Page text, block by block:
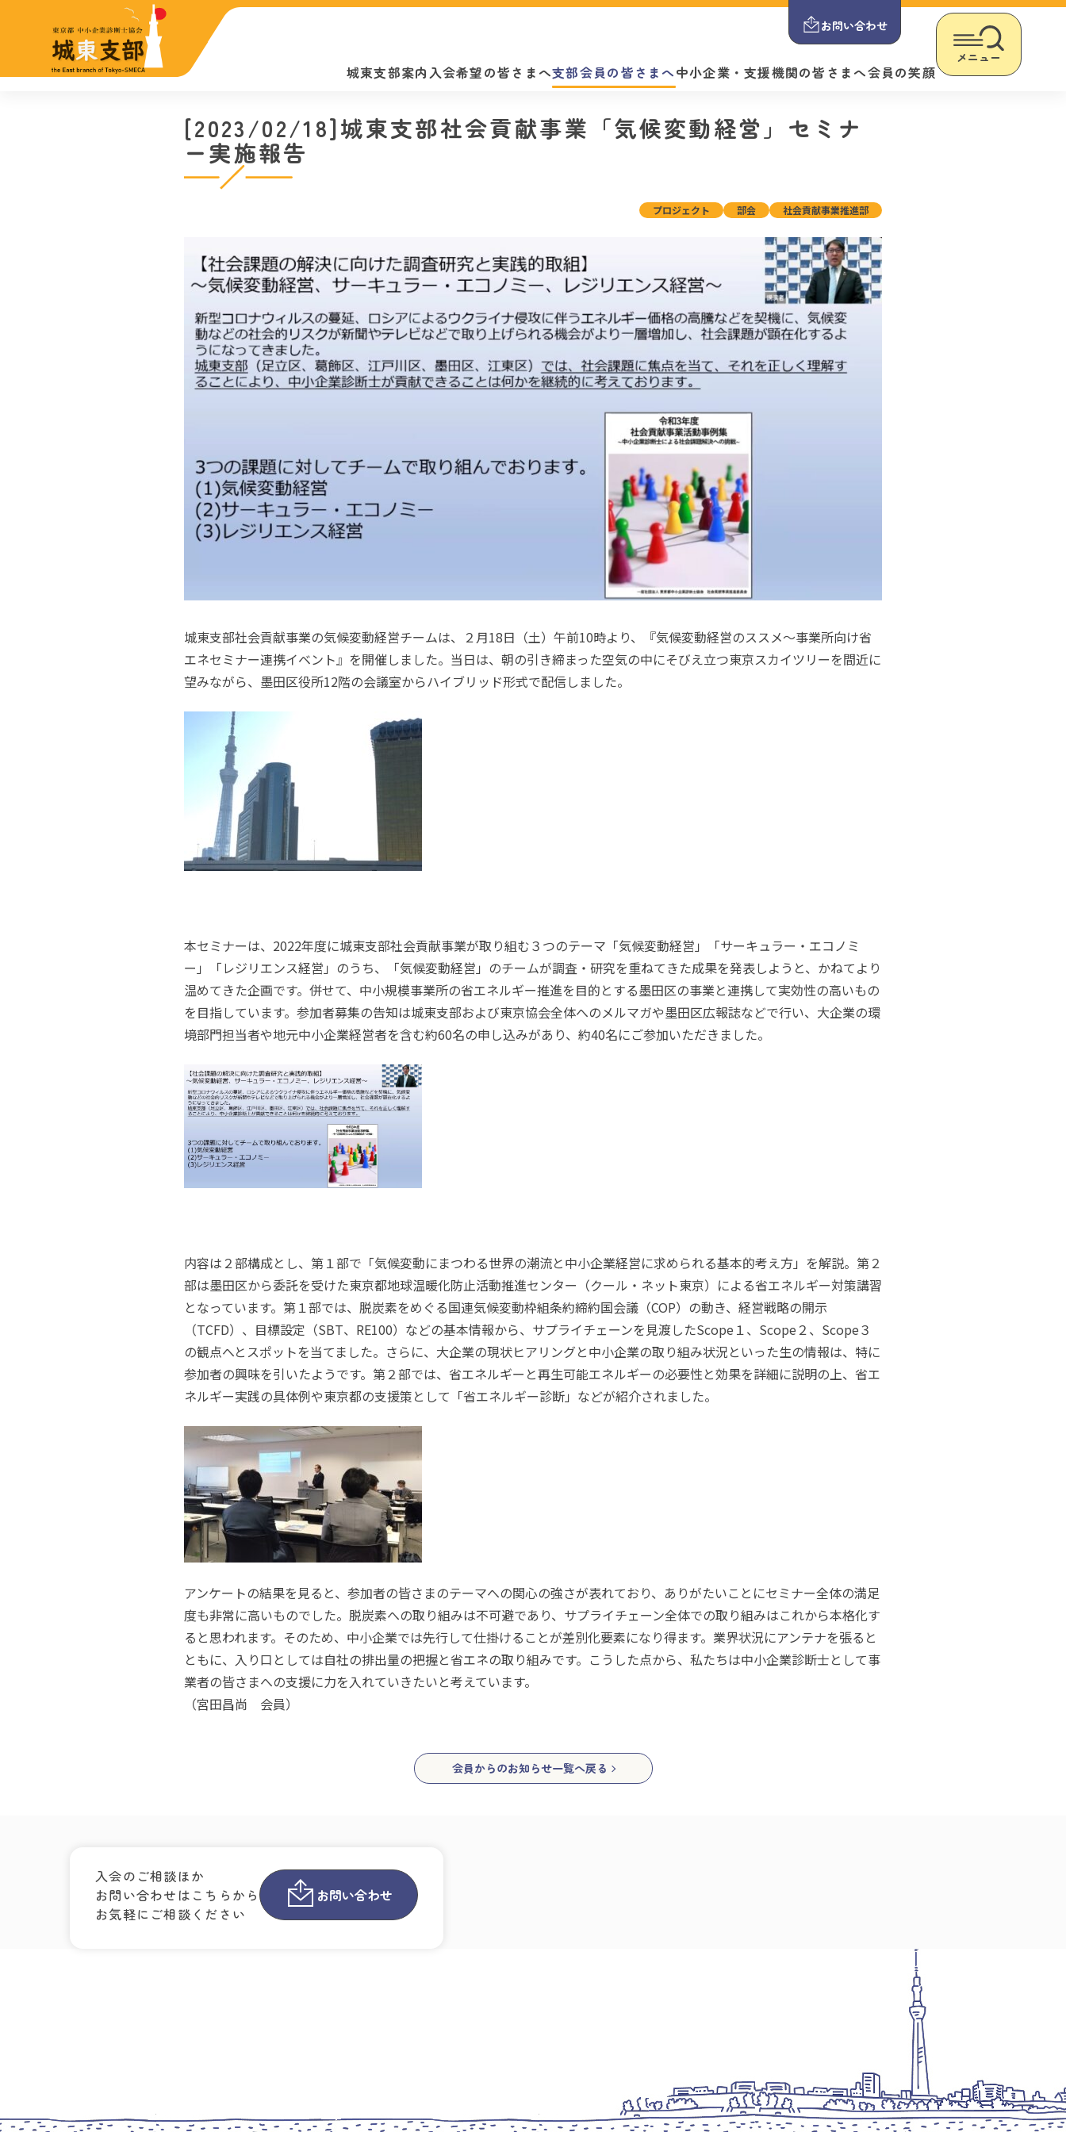
お問い合わせ
メニュー
城東支部案内 支部会員の皆さまへ
入会希望の皆さまへ 中小企業・支援機関の皆さまへ会員の笑顔
[2023/02/18]城東支部社会貢献事業「気候変動経営」セミナ
ー実施報告
プロジェクト 部会 社会貢献事業推進部
城東支部社会貢献事業の気候変動経営チームは、２月18日（土）午前10時より、『気候変動経営のススメ～事業所向け省
エネセミナー連携イベント』を開催しました。当日は、朝の引き締まった空気の中にそびえ立つ東京スカイツリーを間近に
望みながら、墨田区役所12階の会議室からハイブリッド形式で配信しました。
本セミナーは、 2022年度に城東支部社会貢献事業が取り組む３つのテーマ「気候変動経営」「サーキュラー・エコノミ
ー」「レジリエンス経営」のうち、「気候変動経営」のチームが調査・研究を重ねてきた成果を発表しようと、かねてより
温めてきた企画です。併せて、中小規模事業所の省エネルギー推進を目的とする墨田区の事業と連携して実効性の高いもの
を目指しています。参加者募集の告知は城東支部および東京協会全体へのメルマガや墨田区広報誌などで行い、大企業の環
境部門担当者や地元中小企業経営者を含む約60名の申し込みがあり、約40名にご参加いただきました。
内容は２部構成とし、第１部で「気候変動にまつわる世界の潮流と中小企業経営に求められる基本的考え方」を解説。第２
部は墨田区から委託を受けた東京都地球温暖化防止活動推進センター（クール・ネット東京）による省エネルギー対策講習
となっています。第１部では、脱炭素をめぐる国連気候変動枠組条約締約国会議（COP）の動き、経営戦略の開示
（TCFD）、目標設定（SBT、 RE100）などの基本情報から、サプライチェーンを見渡したScope１、 Scope２、 Scope３
の観点へとスポットを当てました。さらに、大企業の現状ヒアリングと中小企業の取り組み状況といった生の情報は、特に
参加者の興味を引いたようです。第２部では、省エネルギーと再生可能エネルギーの必要性と効果を詳細に説明の上、省エ
ネルギー実践の具体例や東京都の支援策として「省エネルギー診断」などが紹介されました。
アンケートの結果を見ると、参加者の皆さまのテーマへの関心の強さが表れており、ありがたいことにセミナー全体の満足
度も非常に高いものでした。脱炭素への取り組みは不可避であり、サプライチェーン全体での取り組みはこれから本格化す
ると思われます。そのため、中小企業では先行して仕掛けることが差別化要素になり得ます。業界状況にアンテナを張ると
ともに、入り口としては自社の排出量の把握と省エネの取り組みです。こうした点から、私たちは中小企業診断士として事
業者の皆さまへの支援に力を入れていきたいと考えています。
（宮田昌尚 会員）
会員からのお知らせ一覧へ戻る
入会のご相談ほか
お問い合わせはこちらから
お気軽にご相談ください
お問い合わせ
動画でみる城東支部
部室活動の紹介 先輩の体験談 交流の場
生産性改善支援・IT活用支援
工場診断支援